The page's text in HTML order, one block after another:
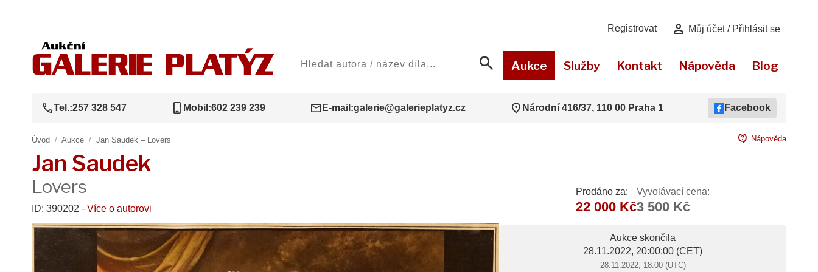
Registrovat person Můj účet / Přihlásit se
search Aukce Služby Kontakt Nápověda Blog
callTel.:257 328 547 phone_iphone Mobil:602 239 239 mail E-mail:galerie@galerieplatyz.cz location_on Národní 416/37, 110 00 Praha 1 Facebook
Úvod / Aukce / Jan Saudek – Lovers contact_support Nápověda
Jan Saudek
Lovers
ID: 390202 - Více o autorovi
Prodáno za:
22 000 Kč
Vyvolávací cena:
3 500 Kč
Aukce skončila
28.11.2022, 20:00:00 (CET)
28.11.2022, 18:00 (UTC)